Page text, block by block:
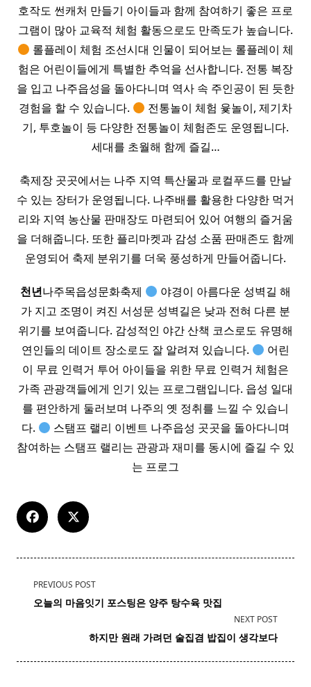
호작도 썬캐처 만들기 아이들과 함께 참여하기 좋은 프로
그램이 많아 교육적 체험 활동으로도 만족도가 높습니다.
롤플레이 체험 조선시대 인물이 되어보는 롤플레이 체
험은 어린이들에게 특별한 추억을 선사합니다. 전통 복장
을 입고 나주읍성을 돌아다니며 역사 속 주인공이 된 듯한
경험을 할 수 있습니다.
전통놀이 체험 윷놀이, 제기차
기, 투호놀이 등 다양한 전통놀이 체험존도 운영됩니다.
세대를 초월해 함께 즐길…
축제장 곳곳에서는 나주 지역 특산물과 로컬푸드를 만날
수 있는 장터가 운영됩니다. 나주배를 활용한 다양한 먹거
리와 지역 농산물 판매장도 마련되어 있어 여행의 즐거움
을 더해줍니다. 또한 플리마켓과 감성 소품 판매존도 함께
운영되어 축제 분위기를 더욱 풍성하게 만들어줍니다.
천년나주목읍성문화축제
야경이 아름다운 성벽길 해
가 지고 조명이 켜진 서성문 성벽길은 낮과 전혀 다른 분
위기를 보여줍니다. 감성적인 야간 산책 코스로도 유명해
연인들의 데이트 장소로도 잘 알려져 있습니다.
어린
이 무료 인력거 투어 아이들을 위한 무료 인력거 체험은
가족 관광객들에게 인기 있는 프로그램입니다. 읍성 일대
를 편안하게 둘러보며 나주의 옛 정취를 느낄 수 있습니
다.
스탬프 랠리 이벤트 나주읍성 곳곳을 돌아다니며
참여하는 스탬프 랠리는 관광과 재미를 동시에 즐길 수 있
는 프로그
<span
class="nav-
text">Page</span>
PREVIOUS POST
오늘의 마음잇기 포스팅은 양주 탕수육 맛집
NEXT POST
하지만 원래 가려던 술집겸 밥집이 생각보다